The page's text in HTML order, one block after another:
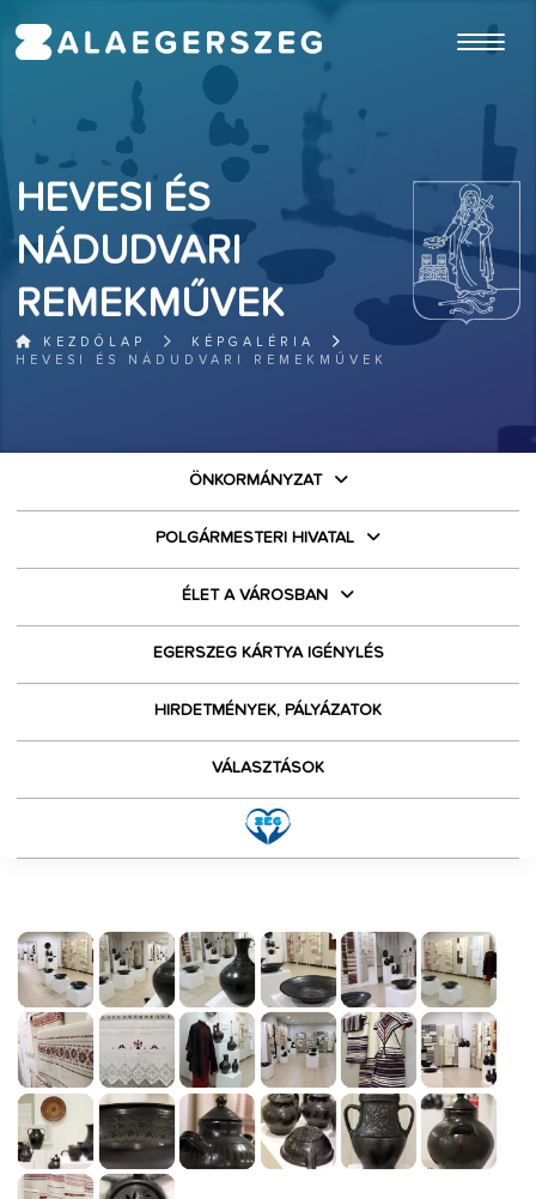
HEVESI ÉS
NÁDUDVARI
REMEKMŰVEK
KEZDŐLAP
KÉPGALÉRIA
HEVESI ÉS NÁDUDVARI REMEKMŰVEK
ÖNKORMÁNYZAT
POLGÁRMESTERI HIVATAL
ÉLET A VÁROSBAN
EGERSZEG KÁRTYA IGÉNYLÉS
HIRDETMÉNYEK, PÁLYÁZATOK
VÁLASZTÁSOK